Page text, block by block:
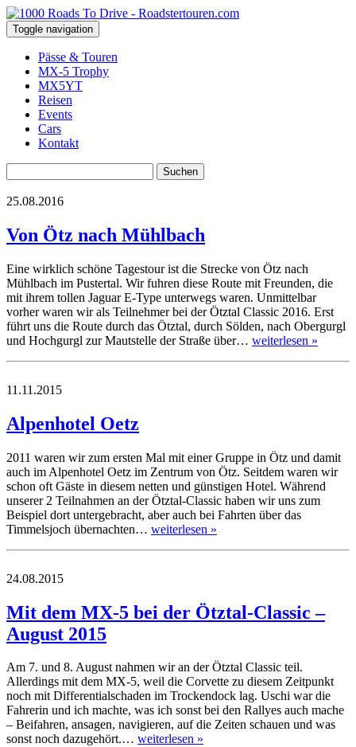
Toggle navigation
Pässe & Touren
MX-5 Trophy
MX5YT
Reisen
Events
Cars
Kontakt
nach:
25.08.2016
Von Ötz nach Mühlbach
Eine wirklich schöne Tagestour ist die Strecke von Ötz nach
Mühlbach im Pustertal. Wir fuhren diese Route mit Freunden, die
mit ihrem tollen Jaguar E-Type unterwegs waren. Unmittelbar
vorher waren wir als Teilnehmer bei der Ötztal Classic 2016. Erst
führt uns die Route durch das Ötztal, durch Sölden, nach Obergurgl
und Hochgurgl zur Mautstelle der Straße über… weiterlesen »
11.11.2015
Alpenhotel Oetz
2011 waren wir zum ersten Mal mit einer Gruppe in Ötz und damit
auch im Alpenhotel Oetz im Zentrum von Ötz. Seitdem waren wir
schon oft Gäste in diesem netten und günstigen Hotel. Während
unserer 2 Teilnahmen an der Ötztal-Classic haben wir uns zum
Beispiel dort untergebracht, aber auch bei Fahrten über das
Timmelsjoch übernachten… weiterlesen »
24.08.2015
Mit dem MX-5 bei der Ötztal-Classic –
August 2015
Am 7. und 8. August nahmen wir an der Ötztal Classic teil.
Allerdings mit dem MX-5, weil die Corvette zu diesem Zeitpunkt
noch mit Differentialschaden im Trockendock lag. Uschi war die
Fahrerin und ich machte, was ich sonst bei den Rallyes auch mache
– Beifahren, ansagen, navigieren, auf die Zeiten schauen und was
sonst noch dazugehört.… weiterlesen »